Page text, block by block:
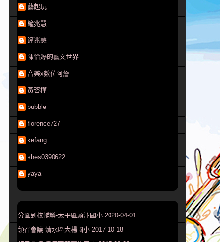
藝起玩
鐘兆慧
鐘兆慧
陳怡婷的藝文世界
音樂x數位阿詹
黃咨樺
bubble
florence727
kefang
shes0390622
yaya
分區到校輔導-太平區頭汴國小 2020-04-01
領召會議-清水區大楊國小 2017-10-18